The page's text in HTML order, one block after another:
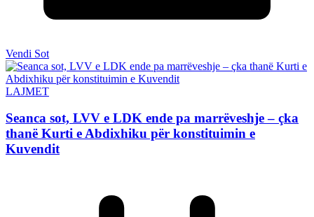
Vendi Sot
LAJMET
Seanca sot, LVV e LDK ende pa marrëveshje – çka
thanë Kurti e Abdixhiku për konstituimin e
Kuvendit